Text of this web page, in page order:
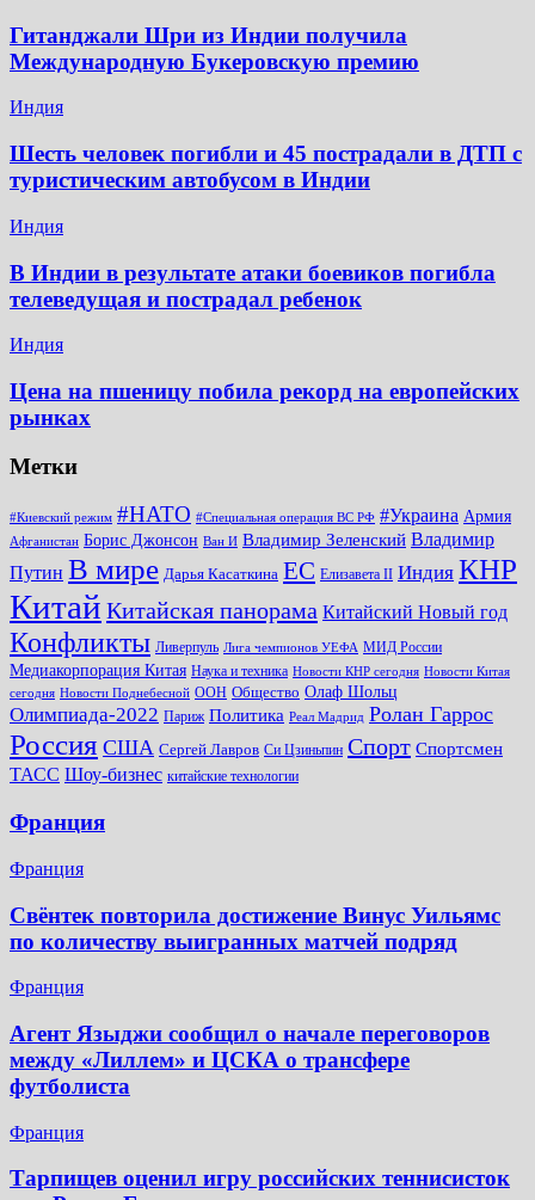
Гитанджали Шри из Индии получила
Международную Букеровскую премию
Индия
Шесть человек погибли и 45 пострадали в ДТП с
туристическим автобусом в Индии
Индия
В Индии в результате атаки боевиков погибла
телеведущая и пострадал ребенок
Индия
Цена на пшеницу побила рекорд на европейских
рынках
Метки
#Киевский режим #НАТО #Специальная операция ВС РФ #Украина Армия
Афганистан Борис Джонсон Ван И Владимир Зеленский Владимир
Путин В мире Дарья Касаткина ЕС Елизавета II Индия КНР
Китай Китайская панорама Китайский Новый год
Конфликты Ливерпуль Лига чемпионов УЕФА МИД России
Медиакорпорация Китая Наука и техника Новости КНР сегодня Новости Китая
сегодня Новости Поднебесной ООН Общество Олаф Шольц
Олимпиада-2022 Париж Политика Реал Мадрид Ролан Гаррос
Россия США Сергей Лавров Си Цзиньпин Спорт Спортсмен
ТАСС Шоу-бизнес китайские технологии
Франция
Франция
Свёнтек повторила достижение Винус Уильямс
по количеству выигранных матчей подряд
Франция
Агент Языджи сообщил о начале переговоров
между «Лиллем» и ЦСКА о трансфере
футболиста
Франция
Тарпищев оценил игру российских теннисисток